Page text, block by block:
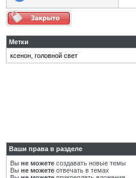
Метки
ксенон головной свет
Ваши права в разделе
Вы не можете создавать новые темы
Вы не можете отвечать в темах